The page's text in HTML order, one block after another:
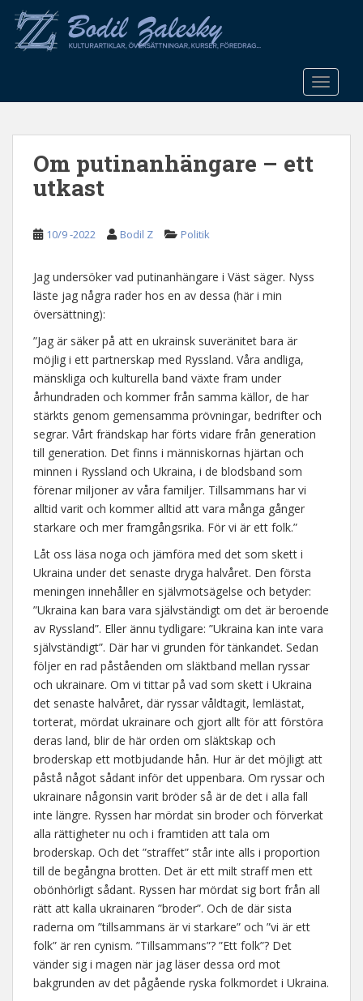
o
Om putinanhängare – ett
utkast
10/9 -2022 Bodil Z Politik
Jag undersöker vad putinanhängare i Väst säger. Nyss
läste jag några rader hos en av dessa (här i min
översättning):
”Jag är säker på att en ukrainsk suveränitet bara är
möjlig i ett partnerskap med Ryssland. Våra andliga,
mänskliga och kulturella band växte fram under
århundraden och kommer från samma källor, de har
stärkts genom gemensamma prövningar, bedrifter och
segrar. Vårt frändskap har förts vidare från generation
till generation. Det finns i människornas hjärtan och
minnen i Ryssland och Ukraina, i de blodsband som
förenar miljoner av våra familjer. Tillsammans har vi
alltid varit och kommer alltid att vara många gånger
starkare och mer framgångsrika. För vi är ett folk.”
Låt oss läsa noga och jämföra med det som skett i
Ukraina under det senaste dryga halvåret. Den första
meningen innehåller en självmotsägelse och betyder:
”Ukraina kan bara vara självständigt om det är beroende
av Ryssland”. Eller ännu tydligare: ”Ukraina kan inte vara
självständigt”. Där har vi grunden för tänkandet. Sedan
följer en rad påståenden om släktband mellan ryssar
och ukrainare. Om vi tittar på vad som skett i Ukraina
det senaste halvåret, där ryssar våldtagit, lemlästat,
torterat, mördat ukrainare och gjort allt för att förstöra
deras land, blir de här orden om släktskap och
broderskap ett motbjudande hån. Hur är det möjligt att
påstå något sådant inför det uppenbara. Om ryssar och
ukrainare någonsin varit bröder så är de det i alla fall
inte längre. Ryssen har mördat sin broder och förverkat
alla rättigheter nu och i framtiden att tala om
broderskap. Och det ”straffet” står inte alls i proportion
till de begångna brotten. Det är ett milt straff men ett
obönhörligt sådant. Ryssen har mördat sig bort från all
rätt att kalla ukrainaren ”broder”. Och de där sista
raderna om ”tillsammans är vi starkare” och ”vi är ett
folk” är ren cynism. ”Tillsammans”? ”Ett folk”? Det
vänder sig i magen när jag läser dessa ord mot
bakgrunden av det pågående ryska folkmordet i Ukraina.